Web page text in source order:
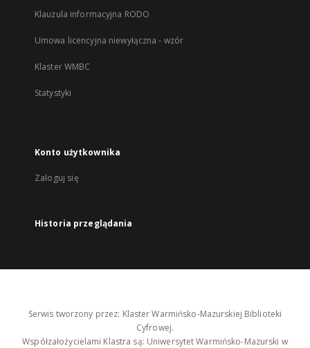
Klauzula informacyjna RODO
Umowa licencyjna niewyłączna - wzór
Klaster WMBC
Statystyki
Konto użytkownika
Zaloguj się
Historia przeglądania
Serwis tworzony przez: Klaster Warmińsko-Mazurskiej Biblioteki
Cyfrowej.
Współzałożycielami Klastra są: Uniwersytet Warmińsko-Mazurski w